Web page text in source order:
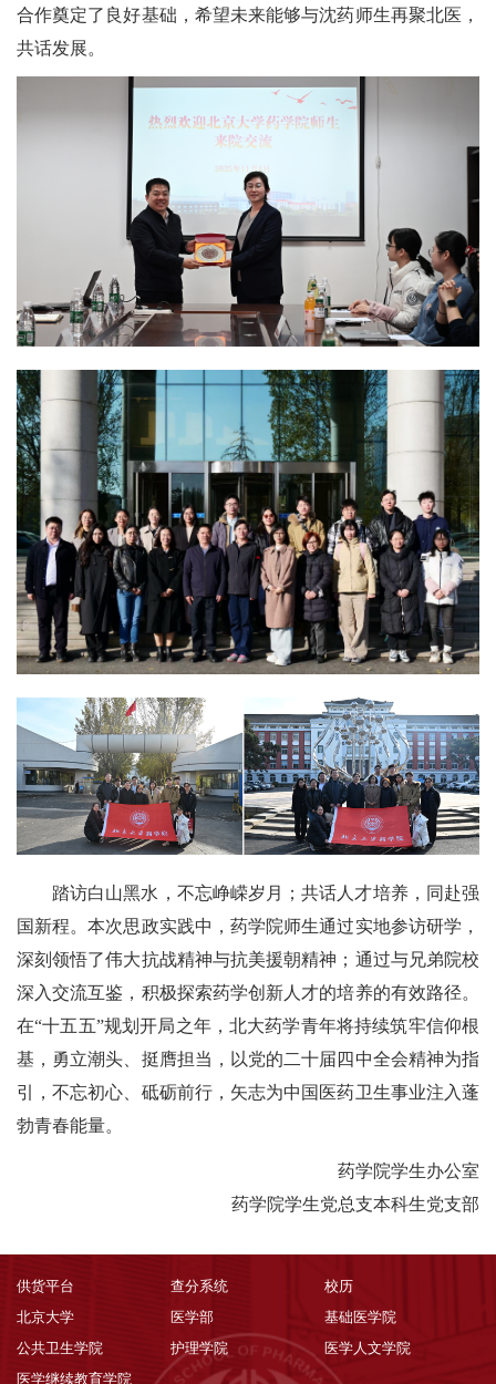
合作奠定了良好基础，希望未来能够与沈药师生再聚北医，
共话发展。
踏访白山黑水，不忘峥嵘岁月；共话人才培养，同赴强
国新程。本次思政实践中，药学院师生通过实地参访研学，
深刻领悟了伟大抗战精神与抗美援朝精神；通过与兄弟院校
深入交流互鉴，积极探索药学创新人才的培养的有效路径。
在“十五五”规划开局之年，北大药学青年将持续筑牢信仰根
基，勇立潮头、挺膺担当，以党的二十届四中全会精神为指
引，不忘初心、砥砺前行，矢志为中国医药卫生事业注入蓬
勃青春能量。
药学院学生办公室
药学院学生党总支本科生党支部
供货平台 查分系统
校历
北京大学
医学部
基础医学院
公共卫生学院
护理学院
医学人文学院
医学继续教育学院